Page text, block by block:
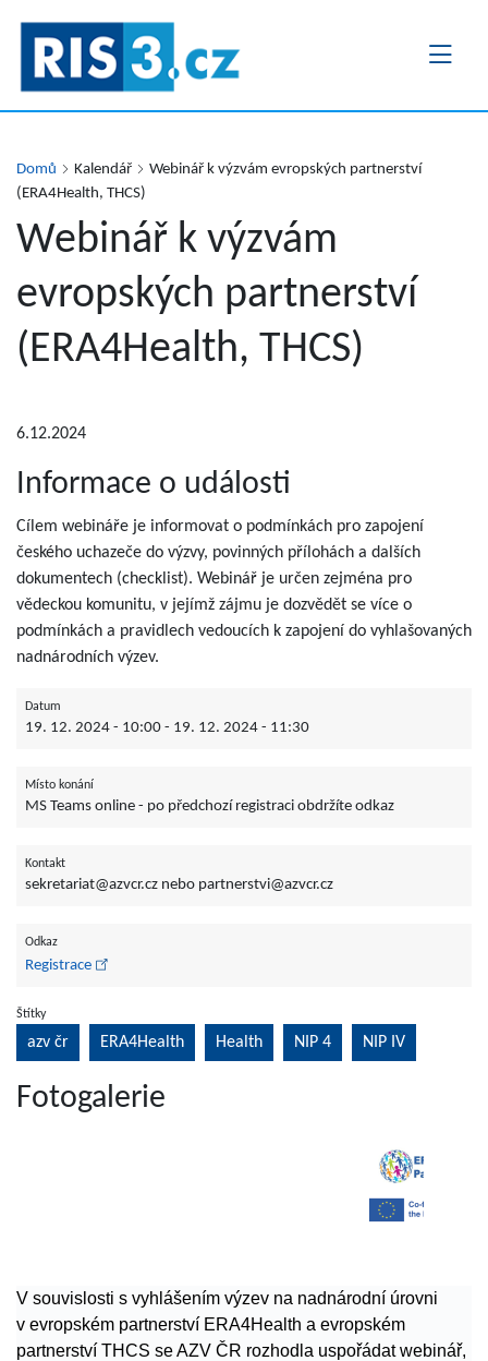
hlavnímu
obsahu
Domů Kalendář
Webinář k výzvám evropských partnerství
(ERA4Health, THCS)
Webinář k výzvám
evropských partnerství
(ERA4Health, THCS)
6.12.2024
Informace o události
Cílem webináře je informovat o podmínkách pro zapojení
českého uchazeče do výzvy, povinných přílohách a dalších
dokumentech (checklist). Webinář je určen zejména pro
vědeckou komunitu, v jejímž zájmu je dozvědět se více o
podmínkách a pravidlech vedoucích k zapojení do vyhlašovaných
nadnárodních výzev.
Datum
19. 12. 2024 - 10:00 - 19. 12. 2024 - 11:30
Místo konání
MS Teams online - po předchozí registraci obdržíte odkaz
Kontakt
sekretariat@azvcr.cz nebo partnerstvi@azvcr.cz
Odkaz
Registrace
Štítky
azv čr ERA4Health Health NIP 4 NIP IV
Fotogalerie
V souvislosti s vyhlášením výzev na nadnárodní úrovni
v evropském partnerství ERA4Health a evropském
partnerství THCS se AZV ČR rozhodla uspořádat webinář,